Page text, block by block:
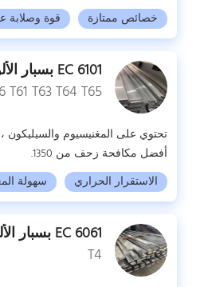
خصائص ممتازة قوة وصلابة
6101 EC بسبار الألومنيوم
T61 T63 T64 T65
تحتوي على المغنيسيوم والسيليكون ،
أفضل مكافحة زحف من 1350.
الاستقرار الحراري
سهولة
6061 EC بسبار الألومنيوم
T4